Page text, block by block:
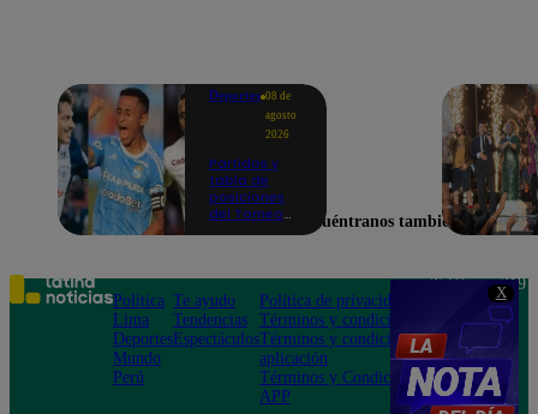
X
Deportes 08 de
agosto
2026
Partidos y
tabla de
posiciones
del Torneo
en la fecha 4
Encuéntranos también en
Política
Lima
Deportes
Mundo
Perú
Te ayudo
Tendencias
Espectáculos
Política de privacidad
Términos y condiciones
Términos y condiciones
aplicación
Términos y Condiciones
APP
Teléfono: 219
Av. San
Felipe 968
Jesús María